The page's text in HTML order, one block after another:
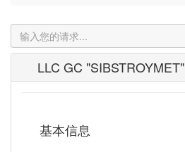
LLC GC "SIBSTROYMET"
基本信息